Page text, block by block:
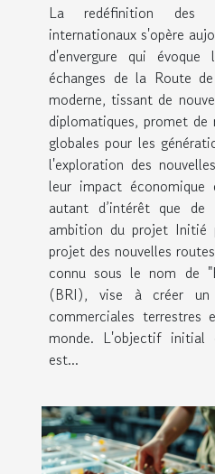
La redéfinition des
internationaux s'opère
d'envergure qui évoque
échanges de la Route
moderne, tissant de
diplomatiques, promet de
globales pour les
l'exploration des
leur impact
autant d’intérêt que de
ambition du projet Initié
projet des nouvelles
connu sous le nom de
(BRI), vise à créer un
commerciales
monde. L'objectif initial
est...